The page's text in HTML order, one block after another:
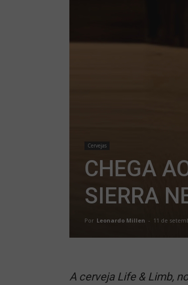
Cervejas
CHEGA
SIERRA
Por Leonardo Millen - 11 de
A cerveja Life & Limb,